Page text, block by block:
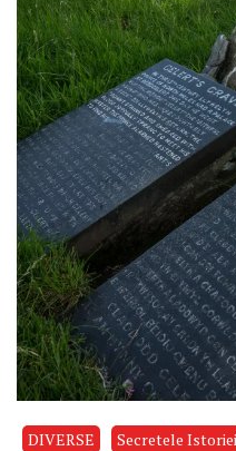
DIVERSE Secretele Istoriei